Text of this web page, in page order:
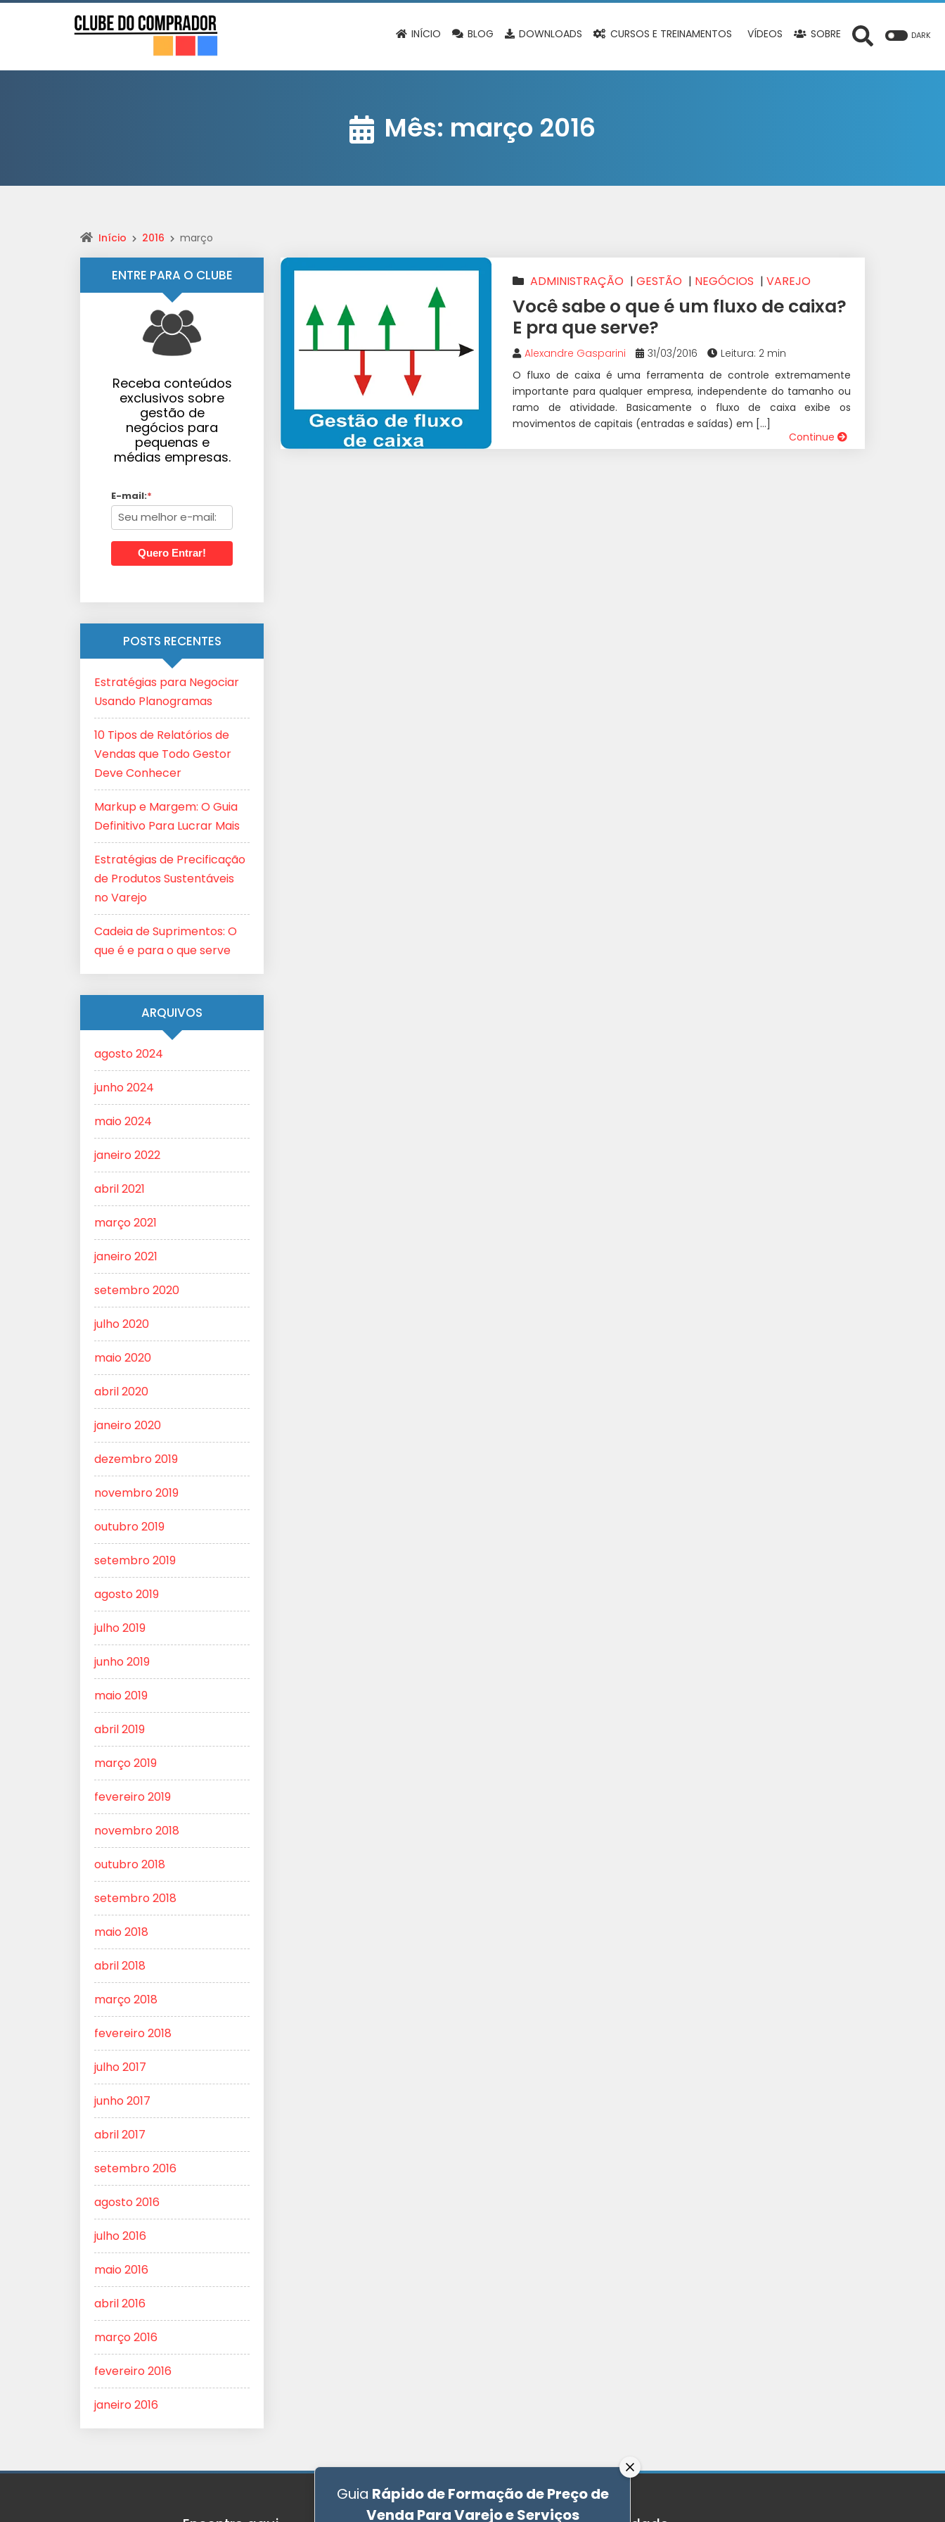
INÍCIO BLOG DOWNLOADS CURSOS E TREINAMENTOS VÍDEOS SOBRE DARK
Mês: março 2016
Início 2016 março
ADMINISTRAÇÃO | GESTÃO | NEGÓCIOS | VAREJO
Você sabe o que é um fluxo de caixa?
E pra que serve?
Alexandre Gasparini 31/03/2016
Leitura: 2 min
O fluxo de caixa é uma ferramenta de controle extremamente
importante para qualquer empresa, independente do tamanho ou
ramo de atividade. Basicamente o fluxo de caixa exibe os
movimentos de capitais (entradas e saídas) em […]
Continue
ENTRE PARA O CLUBE
Receba conteúdos
exclusivos sobre
gestão de
negócios para
pequenas e
médias empresas.
E-mail:*
Quero Entrar!
POSTS RECENTES
Estratégias para Negociar
Usando Planogramas
10 Tipos de Relatórios de
Vendas que Todo Gestor
Deve Conhecer
Markup e Margem: O Guia
Definitivo Para Lucrar Mais
Estratégias de Precificação
de Produtos Sustentáveis
no Varejo
Cadeia de Suprimentos: O
que é e para o que serve
ARQUIVOS
agosto 2024
junho 2024
maio 2024
janeiro 2022
abril 2021
março 2021
janeiro 2021
setembro 2020
julho 2020
maio 2020
abril 2020
janeiro 2020
dezembro 2019
novembro 2019
outubro 2019
setembro 2019
agosto 2019
julho 2019
junho 2019
maio 2019
abril 2019
março 2019
fevereiro 2019
novembro 2018
outubro 2018
setembro 2018
maio 2018
abril 2018
março 2018
fevereiro 2018
julho 2017
junho 2017
abril 2017
setembro 2016
agosto 2016
julho 2016
maio 2016
abril 2016
março 2016
fevereiro 2016
janeiro 2016
Guia Rápido de Formação de Preço de
Venda Para Varejo e Serviços